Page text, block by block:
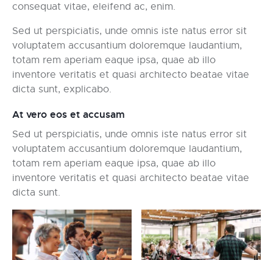
consequat vitae, eleifend ac, enim.
Sed ut perspiciatis, unde omnis iste natus error sit
voluptatem accusantium doloremque laudantium,
totam rem aperiam eaque ipsa, quae ab illo
inventore veritatis et quasi architecto beatae vitae
dicta sunt, explicabo.
At vero eos et accusam
Sed ut perspiciatis, unde omnis iste natus error sit
voluptatem accusantium doloremque laudantium,
totam rem aperiam eaque ipsa, quae ab illo
inventore veritatis et quasi architecto beatae vitae
dicta sunt.